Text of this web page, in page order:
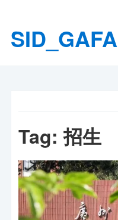
SID_GAFA
Tag:招生